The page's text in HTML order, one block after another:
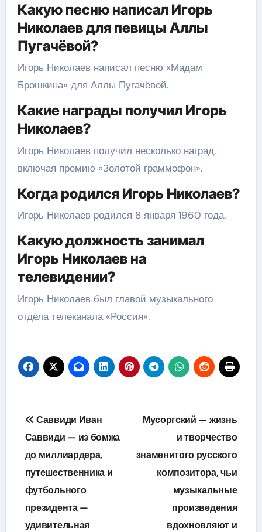
Какую песню написал Игорь
Николаев для певицы Аллы
Пугачёвой?
Игорь Николаев написал песню «Мадам
Брошкина» для Аллы Пугачёвой.
Какие награды получил Игорь
Николаев?
Игорь Николаев получил несколько наград,
включая премию «Золотой граммофон».
Когда родился Игорь Николаев?
Игорь Николаев родился 8 января 1960 года.
Какую должность занимал
Игорь Николаев на
телевидении?
Игорь Николаев был главой музыкального
отдела телеканала «Россия».
Навигация
по
записям
Саввиди Иван
Саввиди — из бомжа
до миллиардера,
путешественника и
футбольного
президента —
удивительная
Мусоргский — жизнь
и творчество
знаменитого русского
композитора, чьи
музыкальные
произведения
вдохновляют и